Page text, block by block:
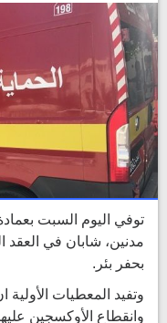
توفي اليوم السبت
مدنين، شابان في العقد
بحفر بئر.
وتفيد المعطيات الأولية
وانقطاع الأوكسجين